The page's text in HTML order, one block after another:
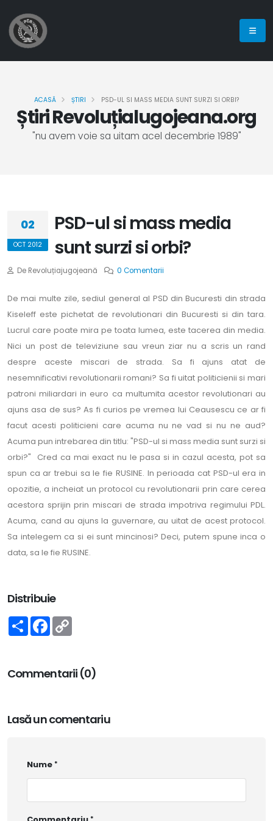
Știri Revoluțialugojeana.org
"nu avem voie sa uitam acel decembrie 1989"
ACASĂ ȘTIRI PSD-UL SI MASS MEDIA SUNT SURZI SI ORBI?
02
OCT 2012
PSD-ul si mass media
sunt surzi si orbi?
De Revoluțiajugojeană 0 Comentarii
De mai multe zile, sediul general al PSD din Bucuresti din strada
Kiseleff este pichetat de revolutionari din Bucuresti si din tara.
Lucrul care poate mira pe toata lumea, este tacerea din media.
Nici un post de televiziune sau vreun ziar nu a scris un rand
despre aceste miscari de strada. Sa fi ajuns atat de
nesemnificativi revolutionarii romani? Sa fi uitat politicienii si mari
patroni miliardari in euro ca multumita acestor revolutionari au
ajuns asa de sus? As fi curios pe vremea lui Ceausescu ce ar fi
facut acesti politicieni care acuma nu ne vad si nu ne aud?
Acuma pun intrebarea din titlu: "PSD-ul si mass media sunt surzi si
orbi?" Cred ca mai exact nu le pasa si in cazul acesta, pot sa
spun ca ar trebui sa le fie RUSINE. In perioada cat PSD-ul era in
opozitie, a incheiat un protocol cu revolutionarii prin care cerea
acestora sprijin prin miscari de strada impotriva regimului PDL.
Acuma, cand au ajuns la guvernare, au uitat de acest protocol.
Sa intelegem ca si ei sunt mincinosi? Deci, putem spune inca o
data, sa le fie RUSINE.
Distribuie
Share Facebook
Commentarii (0)
Lasă un comentariu
Nume